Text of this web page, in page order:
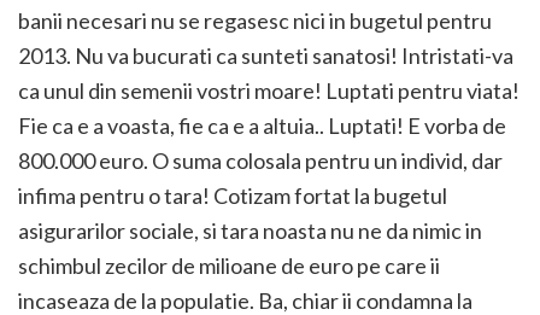
banii necesari nu se regasesc nici in bugetul pentru
2013. Nu va bucurati ca sunteti sanatosi! Intristati-va
ca unul din semenii vostri moare! Luptati pentru viata!
Fie ca e a voasta, fie ca e a altuia.. Luptati! E vorba de
800.000 euro. O suma colosala pentru un individ, dar
infima pentru o tara! Cotizam fortat la bugetul
asigurarilor sociale, si tara noasta nu ne da nimic in
schimbul zecilor de milioane de euro pe care ii
incaseaza de la populatie. Ba, chiar ii condamna la